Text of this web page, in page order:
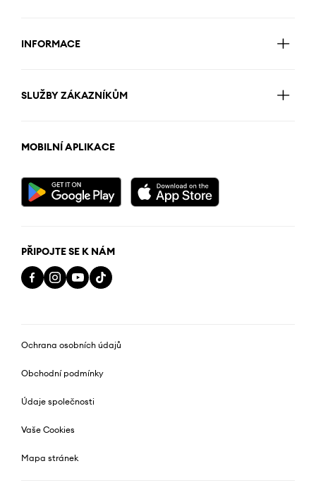
INFORMACE
SLUŽBY ZÁKAZNÍKŮM
MOBILNÍ APLIKACE
PŘIPOJTE SE K NÁM
Ochrana osobních údajů
Obchodní podmínky
Údaje společnosti
Vaše Cookies
Mapa stránek